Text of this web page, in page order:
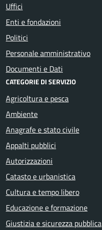
Uffici
Enti e fondazioni
Politici
Personale amministrativo
Documenti e Dati
CATEGORIE DI SERVIZIO
Agricoltura e pesca
Ambiente
Anagrafe e stato civile
Appalti pubblici
Autorizzazioni
Catasto e urbanistica
Cultura e tempo libero
Educazione e formazione
Giustizia e sicurezza pubblica